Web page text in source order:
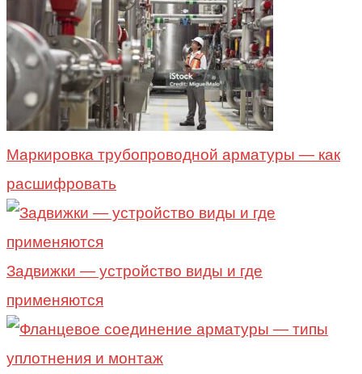
Маркировка трубопроводной арматуры — как
расшифровать
Задвижки — устройство виды и где
применяются